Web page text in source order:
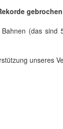
(das
unseres